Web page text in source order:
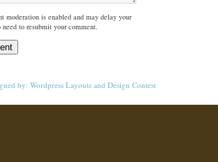
moderation is enabled and may delay your
to resubmit your comment.
by: Wordpress Layouts and Design Contest